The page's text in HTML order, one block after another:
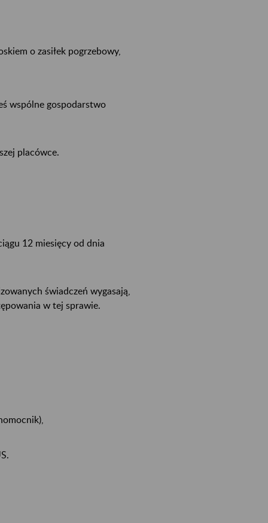
o zasiłek pogrzebowy,
wspólne gospodarstwo
placówce.
12 miesięcy od dnia
świadczeń wygasają,
w tej sprawie.